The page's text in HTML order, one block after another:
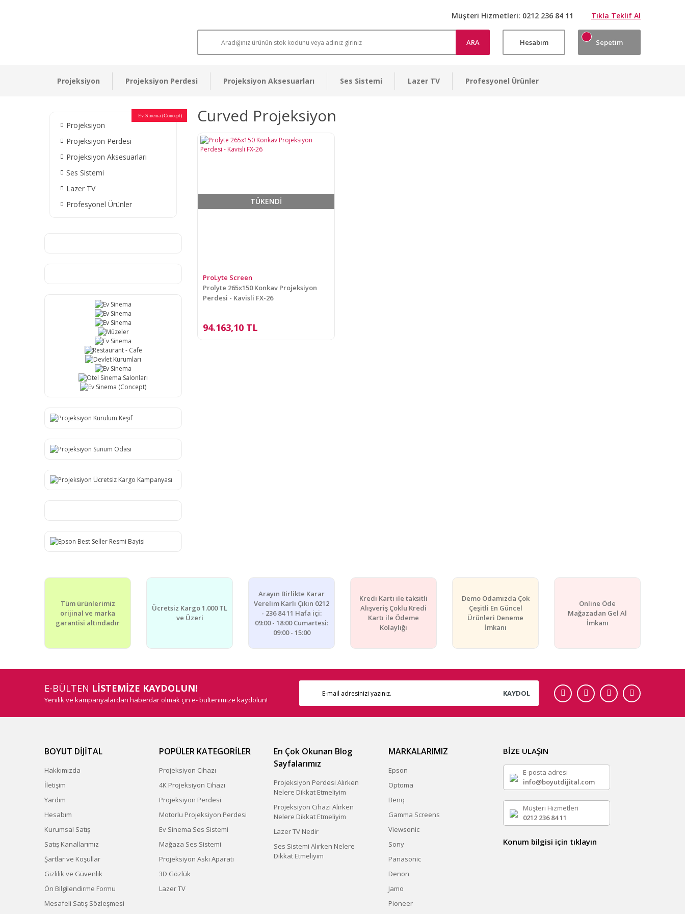
Müşteri Hizmetleri: 0212 236 84 11 Tıkla Teklif Al
ARA Hesabım Sepetim
Projeksiyon Projeksiyon Perdesi Projeksiyon Aksesuarları Ses Sistemi Lazer TV Profesyonel Ürünler
Projeksiyon
Projeksiyon Perdesi
Projeksiyon Aksesuarları
Ses Sistemi
Lazer TV
Profesyonel Ürünler
Ev Sinema
Ev Sinema
Ev Sinema
Müzeler
Ev Sinema
Restaurant - Cafe
Devlet Kurumları
Ev Sinema
Otel Sinema Salonları
Ev Sinema (Concept) Curved Projeksiyon
TÜKENDİ
ProLyte Screen
Prolyte 265x150 Konkav Projeksiyon
Perdesi - Kavisli FX-26
94.163,10 TL
Tüm ürünlerimiz
orijinal ve marka
garantisi altındadır
Ücretsiz Kargo 1.000 TL
ve Üzeri
Arayın Birlikte Karar
Verelim Karlı Çıkın 0212
- 236 84 11 Hafa içi:
09:00 - 18:00 Cumartesi:
09:00 - 15:00
Kredi Kartı ile taksitli
Alışveriş Çoklu Kredi
Kartı ile Ödeme
Kolaylığı
Demo Odamızda Çok
Çeşitli En Güncel
Ürünleri Deneme
İmkanı
Online Öde
Mağazadan Gel Al
İmkanı
E-BÜLTEN LİSTEMİZE KAYDOLUN!
Yenilik ve kampanyalardan haberdar olmak çin e- bültenimize kaydolun!
KAYDOL
BOYUT DİJİTAL
Hakkımızda
İletişim
Yardım
Hesabım
Kurumsal Satış
Satış Kanallarımız
Şartlar ve Koşullar
Gizlilik ve Güvenlik
Ön Bilgilendirme Formu
Mesafeli Satış Sözleşmesi
POPÜLER KATEGORİLER
Projeksiyon Cihazı
4K Projeksiyon Cihazı
Projeksiyon Perdesi
Motorlu Projeksiyon Perdesi
Ev Sinema Ses Sistemi
Mağaza Ses Sistemi
Projeksiyon Askı Aparatı
3D Gözlük
Lazer TV
En Çok Okunan Blog
Sayfalarımız
Projeksiyon Perdesi Alırken
Nelere Dikkat Etmeliyim
Projeksiyon Cihazı Alırken
Nelere Dikkat Etmeliyim
Lazer TV Nedir
Ses Sistemi Alırken Nelere
Dikkat Etmeliyim
MARKALARIMIZ
Epson
Optoma
Benq
Gamma Screens
Viewsonic
Sony
Panasonic
Denon
Jamo
Pioneer
BİZE ULAŞIN
E-posta adresi
info@boyutdijital.com
Müşteri Hizmetleri
0212 236 84 11
Konum bilgisi için tıklayın